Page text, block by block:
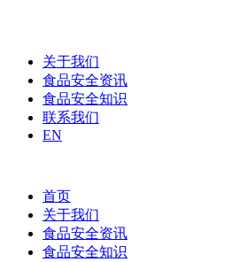
关于我们
食品安全资讯
食品安全知识
联系我们
EN
首页
关于我们
食品安全资讯
食品安全知识